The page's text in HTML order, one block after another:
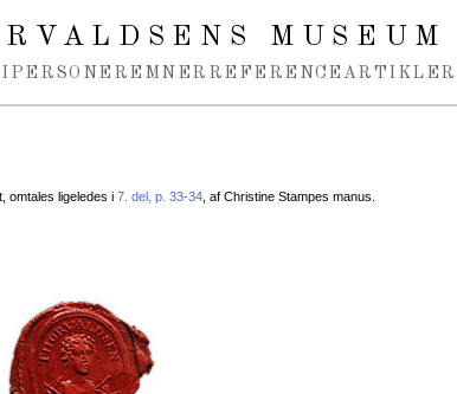
MUSEUM
PERSONER EMNER REFERENCEARTIKLER
omtales ligeledes i 7. del, p. 33-34 , af Christine Stampes manus.